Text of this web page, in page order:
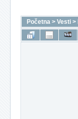
Početna > Vesti >